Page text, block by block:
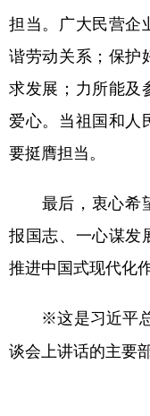
担当。广大民营企
谐劳动关系；保护
求发展；力所能及
爱心。当祖国和人
要挺膺担当。
最后，衷心希望
报国志、一心谋发
推进中国式现代化
※这是习近平
谈会上讲话的主要部